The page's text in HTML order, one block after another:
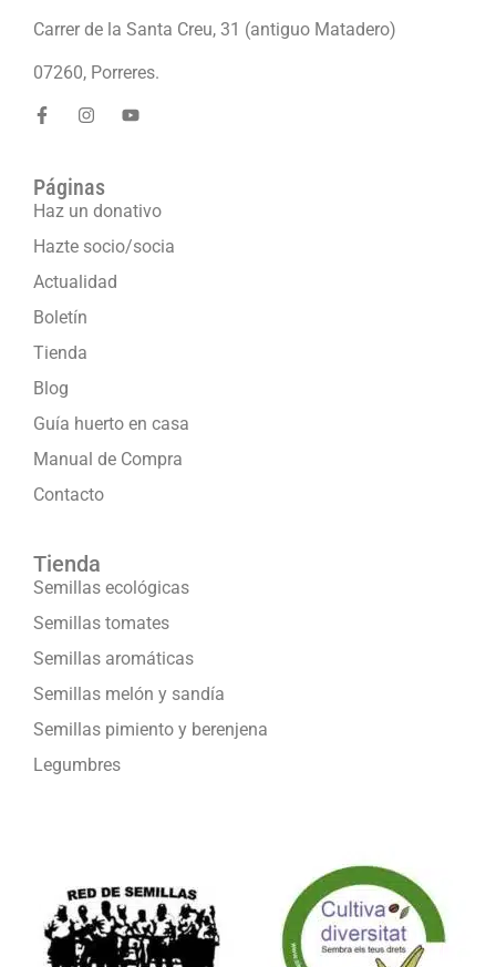
Carrer de la Santa Creu, 31 (antiguo Matadero)
07260, Porreres.
Páginas
Haz un donativo
Hazte socio/socia
Actualidad
Boletín
Tienda
Blog
Guía huerto en casa
Manual de Compra
Contacto
Tienda
Semillas ecológicas
Semillas tomates
Semillas aromáticas
Semillas melón y sandía
Semillas pimiento y berenjena
Legumbres